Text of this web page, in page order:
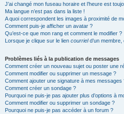
J’ai changé mon fuseau horaire et l’heure est
Ma langue n’est pas dans la liste !
A quoi correspondent les images à proximité de
Comment puis-je afficher un avatar ?
Qu’est-ce que mon rang et comment le modifier ?
Lorsque je clique sur le lien courrield’un
Problèmes liés à la publication de messages
Comment créer un nouveau sujet ou poster une
Comment modifier ou supprimer un message ?
Comment ajouter une signature à mes messages
Comment créer un sondage ?
Pourquoi ne puis-je pas ajouter plus d’options à
Comment modifier ou supprimer un sondage ?
Pourquoi ne puis-je pas accéder à un forum ?